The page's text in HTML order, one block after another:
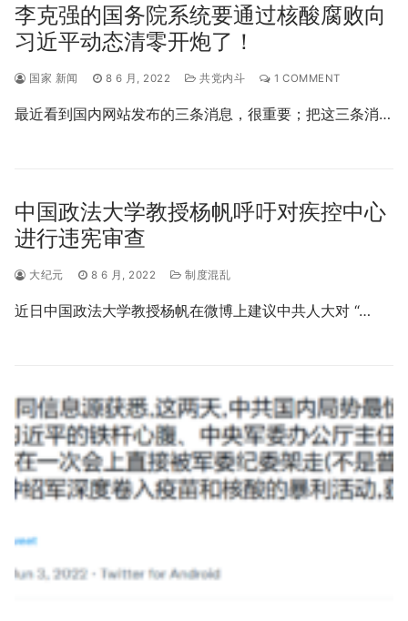
李克强的国务院系统要通过核酸腐败向
习近平动态清零开炮了！
国家 新闻 8 6 月, 2022 共党内斗 1 COMMENT
最近看到国内网站发布的三条消息，很重要；把这三条消…
中国政法大学教授杨帆呼吁对疾控中心
进行违宪审查
大纪元 8 6 月, 2022 制度混乱
近日中国政法大学教授杨帆在微博上建议中共人大对 “…